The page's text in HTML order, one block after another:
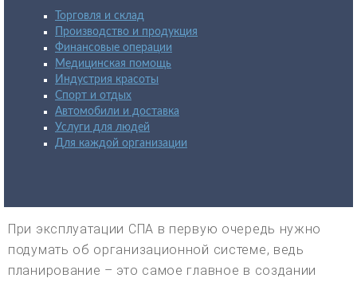
Торговля и склад
Производство и продукция
Финансовые операции
Медицинская помощь
Индустрия красоты
Спорт и отдых
Автомобили и доставка
Услуги для людей
Для каждой организации
При эксплуатации СПА в первую очередь нужно
подумать об организационной системе, ведь
планирование – это самое главное в создании